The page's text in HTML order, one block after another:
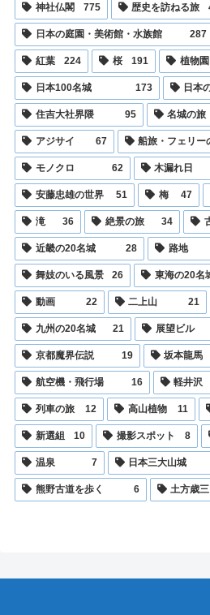
神社仏閣 775 歴史を訪ねる旅
日本の庭園・美術館・水族館 287
紅葉 224 桜 191 植物園
日本100名城 173 日本
住吉大社界隈 95 名城の旅
アジサイ 67 船旅・フェリー
モノクロ 62 木漏れ日
安藤忠雄の世界 51 梅 47
滝 36 絶景の旅 34
近畿の20名城 28 路地
舞妓のいる風景 26 東海の20名
動画 22 二上山 21
九州の20名城 21 展望ビル
京都魔界伝説 19 坂本龍馬
航空機・飛行場 16 軽井沢
列車の旅 12 高山植物 11
新選組 10 撮影スポット 8
温泉 7 日本三大山城
熊野古道を歩く 6 土方歳三